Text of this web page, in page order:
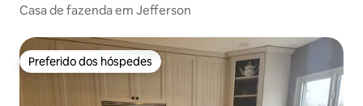
Casa de fazenda em Jefferson
Preferido dos hóspedes
Preferido dos hóspedes